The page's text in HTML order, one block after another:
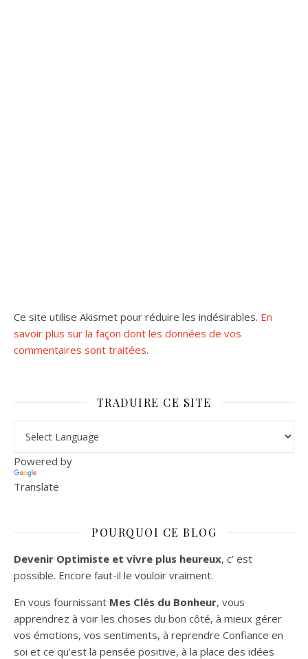
Ce site utilise Akismet pour réduire les indésirables. En
savoir plus sur la façon dont les données de vos
commentaires sont traitées.
TRADUIRE CE SITE
Powered by
Translate
POURQUOI CE BLOG
Devenir Optimiste et vivre plus heureux, c’ est
possible. Encore faut-il le vouloir vraiment.
En vous fournissant Mes Clés du Bonheur, vous
apprendrez à voir les choses du bon côté, à mieux gérer
vos émotions, vos sentiments, à reprendre Confiance en
soi et ce qu’est la pensée positive, à la place des idées